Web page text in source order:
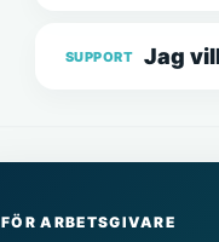
SUPPORT Jag
FÖR ARBETSGIVARE